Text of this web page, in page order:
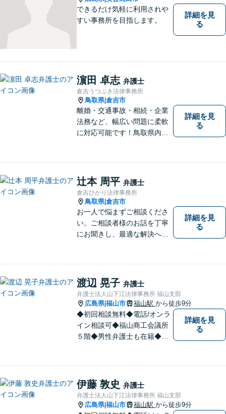
できるだけ気軽に利用されや
すい事務所を目指します。
詳細を見
る
濵田 卓志 弁護士
倉吉うつぶき法律事務所
鳥取県|倉吉市
離婚・交通事故・相続・企業
法務など、幅広い問題に柔軟
に対応可能です！鳥取県内の
をしてもいいのか」と迷われ
ている方も、お気軽にご相談
ください！【駐車場有】
詳細を見
る
辻本 周平 弁護士
倉吉ひかり法律事務所
鳥取県|倉吉市
お一人で悩まずご相談くださ
い。ご相談者様のお話を丁寧
にお聞きし、最適な解決へと
詳細を見
る
渡辺 晃子 弁護士
弁護士法人山下江法律事務所 福山支部
広島県|福山市 福山駅 から徒歩9分
◆初回相談無料◆電話/オンラ
イン相談可◆福山商工会議所
５階◆男性弁護士も在籍◆離
ど。話しにくいことも安心し
てご相談ください。あなたの
気持ちに寄り添い、丁寧にお
詳細を見
る
伊藤 敦史 弁護士
弁護士法人山下江法律事務所 福山支部
広島県|福山市 福山駅 から徒歩9分